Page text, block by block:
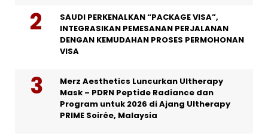
SAUDI PERKENALKAN “PACKAGE VISA”,
INTEGRASIKAN PEMESANAN PERJALANAN
DENGAN KEMUDAHAN PROSES PERMOHONAN
VISA
Merz Aesthetics Luncurkan Ultherapy
Mask – PDRN Peptide Radiance dan
Program untuk 2026 di Ajang Ultherapy
PRIME Soirée, Malaysia